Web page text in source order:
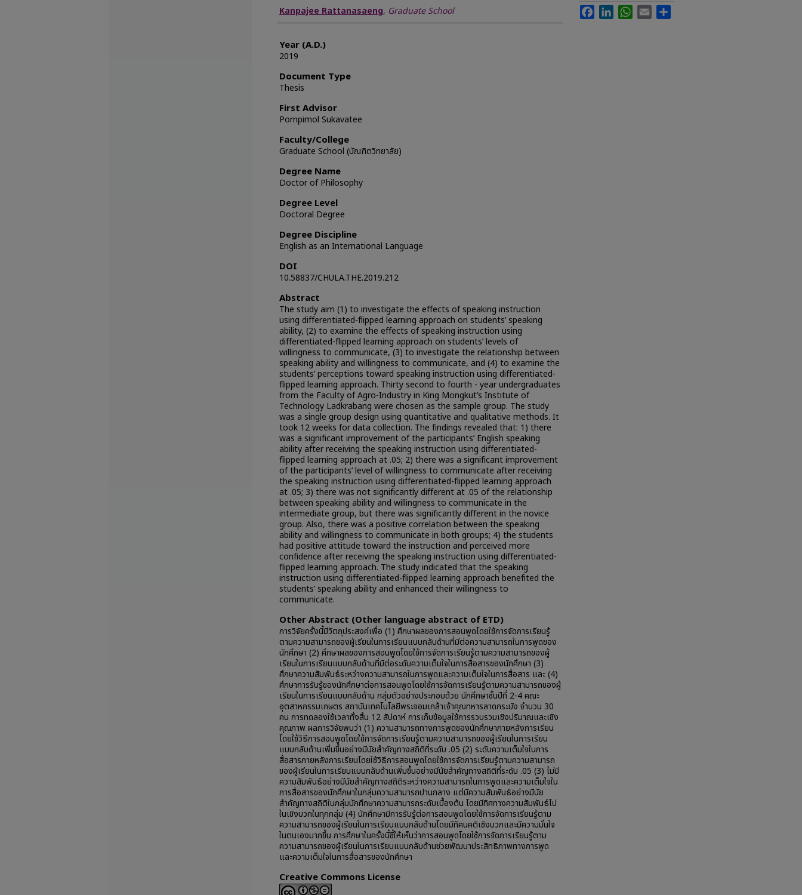
Author
Kanpajee Rattanasaeng, Graduate School
Year (A.D.)
2019
Document Type
Thesis
First Advisor
Pornpimol Sukavatee
Faculty/College
Graduate School (บัณฑิตวิทยาลัย)
Degree Name
Doctor of Philosophy
Degree Level
Doctoral Degree
Degree Discipline
English as an International Language
DOI
10.58837/CHULA.THE.2019.212
Abstract
The study aim (1) to investigate the effects of speaking instruction
using differentiated-flipped learning approach on students’ speaking
ability, (2) to examine the effects of speaking instruction using
differentiated-flipped learning approach on students’ levels of
willingness to communicate, (3) to investigate the relationship between
speaking ability and willingness to communicate, and (4) to examine the
students’ perceptions toward speaking instruction using differentiated-
flipped learning approach. Thirty second to fourth - year undergraduates
from the Faculty of Agro-Industry in King Mongkut’s Institute of
Technology Ladkrabang were chosen as the sample group. The study
was a single group design using quantitative and qualitative methods. It
took 12 weeks for data collection. The findings revealed that: 1) there
was a significant improvement of the participants’ English speaking
ability after receiving the speaking instruction using differentiated-
flipped learning approach at .05; 2) there was a significant improvement
of the participants’ level of willingness to communicate after receiving
the speaking instruction using differentiated-flipped learning approach
at .05; 3) there was not significantly different at .05 of the relationship
between speaking ability and willingness to communicate in the
intermediate group, but there was significantly different in the novice
group. Also, there was a positive correlation between the speaking
ability and willingness to communicate in both groups; 4) the students
had positive attitude toward the instruction and perceived more
confidence after receiving the speaking instruction using differentiated-
flipped learning approach. The study indicated that the speaking
instruction using differentiated-flipped learning approach benefited the
students’ speaking ability and enhanced their willingness to
communicate.
Other Abstract (Other language abstract of ETD)
การวิจัยครั้งนี้มีวัตถุประสงค์เพื่อ (1) ศึกษาผลของการสอนพูดโดยใช้การจัดการเรียนรู้
ตามความสามารถของผู้เรียนในการเรียนแบบกลับด้านที่มีต่อความสามารถในการพูดของ
นักศึกษา (2) ศึกษาผลของการสอนพูดโดยใช้การจัดการเรียนรู้ตามความสามารถของผู้
เรียนในการเรียนแบบกลับด้านที่มีต่อระดับความเต็มใจในการสื่อสารของนักศึกษา (3)
ศึกษาความสัมพันธ์ระหว่างความสามารถในการพูดและความเต็มใจในการสื่อสาร และ (4)
ศึกษาการรับรู้ของนักศึกษาต่อการสอนพูดโดยใช้การจัดการเรียนรู้ตามความสามารถของผู้
เรียนในการเรียนแบบกลับด้าน กลุ่มตัวอย่างประกอบด้วย นักศึกษาชั้นปีที่ 2-4 คณะ
อุตสาหกรรมเกษตร สถาบันเทคโนโลยีพระจอมเกล้าเจ้าคุณทหารลาดกระบัง จำนวน 30
คน การทดลองใช้เวลาทั้งสิ้น 12 สัปดาห์ การเก็บข้อมูลใช้การรวบรวมเชิงปริมาณและเชิง
คุณภาพ ผลการวิจัยพบว่า (1) ความสามารถทางการพูดของนักศึกษาภายหลังการเรียน
โดยใช้วิธีการสอนพูดโดยใช้การจัดการเรียนรู้ตามความสามารถของผู้เรียนในการเรียน
แบบกลับด้านเพิ่มขึ้นอย่างมีนัยสำคัญทางสถิติที่ระดับ .05 (2) ระดับความเต็มใจในการ
สื่อสารภายหลังการเรียนโดยใช้วิธีการสอนพูดโดยใช้การจัดการเรียนรู้ตามความสามารถ
ของผู้เรียนในการเรียนแบบกลับด้านเพิ่มขึ้นอย่างมีนัยสำคัญทางสถิติที่ระดับ .05 (3) ไม่มี
ความสัมพันธ์อย่างมีนัยสำคัญทางสถิติระหว่างความสามารถในการพูดและความเต็มใจใน
การสื่อสารของนักศึกษาในกลุ่มความสามารถปานกลาง แต่มีความสัมพันธ์อย่างมีนัย
สำคัญทางสถิติในกลุ่มนักศึกษาความสามารถระดับเบื้องต้น โดยมีทิศทางความสัมพันธ์ไป
ในเชิงบวกในทุกกลุ่ม (4) นักศึกษามีการรับรู้ต่อการสอนพูดโดยใช้การจัดการเรียนรู้ตาม
ความสามารถของผู้เรียนในการเรียนแบบกลับด้านโดยมีทัศนคติเชิงบวกและมีความมั่นใจ
ในตนเองมากขึ้น การศึกษาในครั้งนี้ชี้ให้เห็นว่าการสอนพูดโดยใช้การจัดการเรียนรู้ตาม
ความสามารถของผู้เรียนในการเรียนแบบกลับด้านช่วยพัฒนาประสิทธิภาพทางการพูด
และความเต็มใจในการสื่อสารของนักศึกษา
Creative Commons License
FacebookLinkedInWhatsApp
Email